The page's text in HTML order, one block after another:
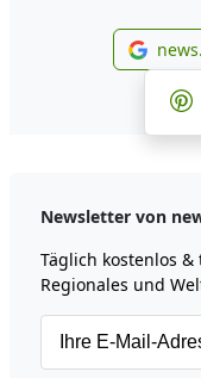
Newsletter von
Täglich kostenlos
Regionales und